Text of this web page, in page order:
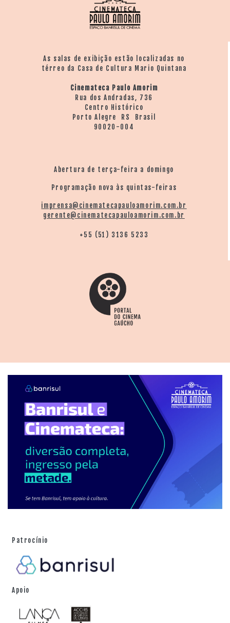
As salas de exibição estão localizadas no
térreo da Casa de Cultura Mario Quintana
Cinemateca Paulo Amorim
Rua dos Andradas, 736
Centro Histórico
Porto Alegre RS Brasil
90020-004
Abertura de terça-feira a domingo
Programação nova às quintas-feiras
imprensa@cinematecapauloamorim.com.br
gerente@cinematecapauloamorim.com.br
+55 (51) 3136 5233
Patrocínio
Apoio